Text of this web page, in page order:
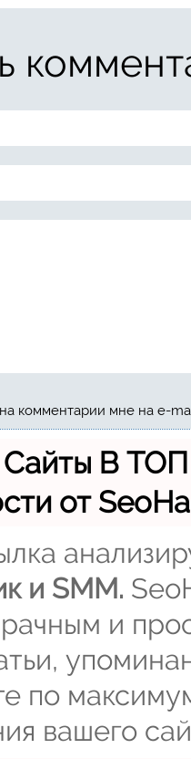
комментарии мне на e-
Сайты В
от
и SMM.
и
по
вашего